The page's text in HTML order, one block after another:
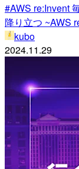
#AWS re:Invent
降り立つ ~AWS
kubo
2024.11.29